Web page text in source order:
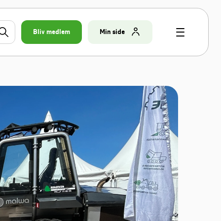
Bliv medlem Min side